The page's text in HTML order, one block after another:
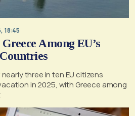
18:45
Among EU’s
three in ten EU citizens
in 2025, with Greece among